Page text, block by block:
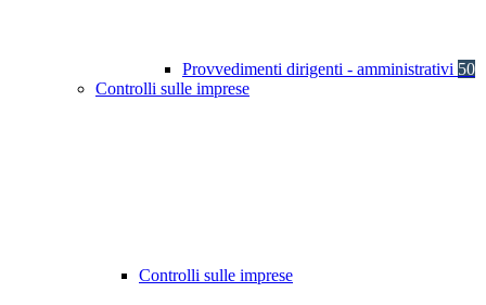
Provvedimenti dirigenti - amministrativi 50
Controlli sulle imprese
Controlli sulle imprese